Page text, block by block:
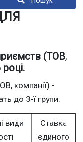
(ТОВ,
компанії) -
до 3-ї групи:
види
Ставка
єдиного